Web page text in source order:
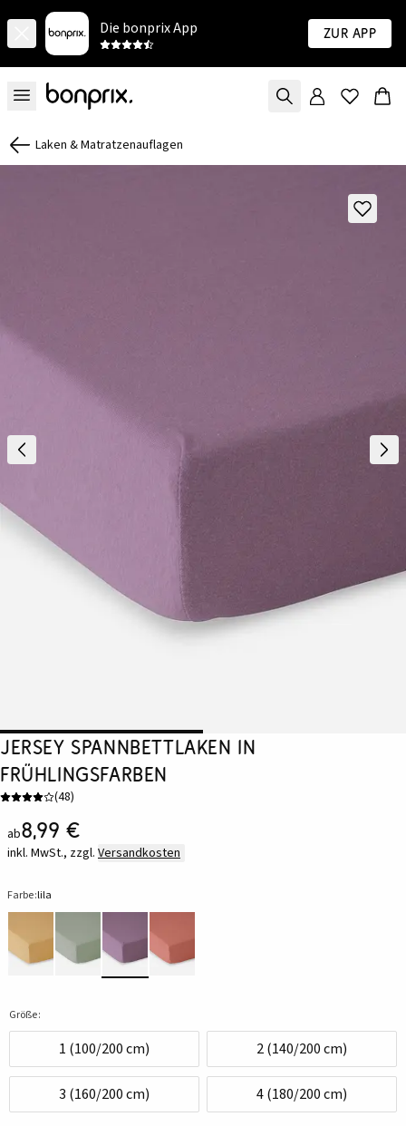
Die bonprix App Zur App
Laken & Matratzenauflagen
Jersey Spannbettlaken in
Frühlingsfarben
(48)
ab8,99 €
inkl. MwSt., zzgl. Versandkosten
Farbe:lila
Größe:
1 (100/200 cm) 2 (140/200 cm)
3 (160/200 cm) 4 (180/200 cm)